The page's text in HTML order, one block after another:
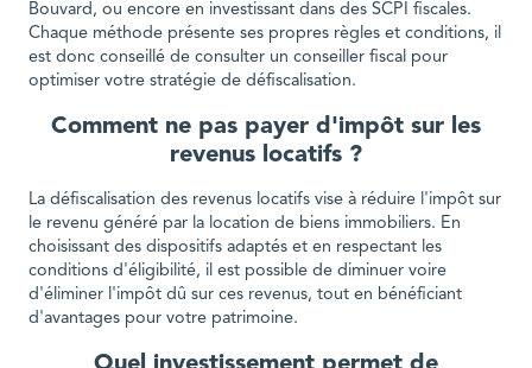
Bouvard, ou encore en investissant dans des SCPI fiscales.
Chaque méthode présente ses propres règles et conditions, il
est donc conseillé de consulter un conseiller fiscal pour
optimiser votre stratégie de défiscalisation.
Comment ne pas payer d'impôt sur les
revenus locatifs ?
La défiscalisation des revenus locatifs vise à réduire l'impôt sur
le revenu généré par la location de biens immobiliers. En
choisissant des dispositifs adaptés et en respectant les
conditions d'éligibilité, il est possible de diminuer voire
d'éliminer l'impôt dû sur ces revenus, tout en bénéficiant
d'avantages pour votre patrimoine.